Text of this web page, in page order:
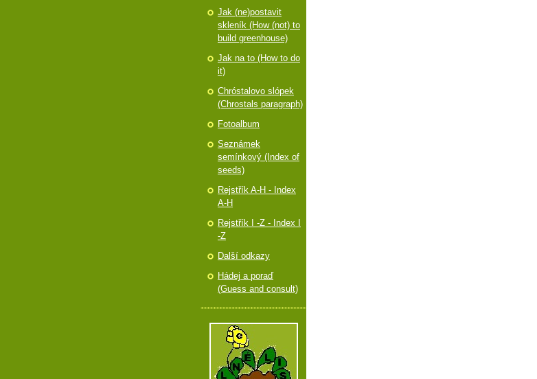
Jak (ne)postavit
skleník (How (not) to
build greenhouse)
Jak na to (How to do
it)
Chróstalovo slópek
(Chrostals paragraph)
Fotoalbum
Seznámek
semínkový (Index of
seeds)
Rejstřík A-H - Index
A-H
Rejstřík I -Z - Index I
-Z
Další odkazy
Hádej a poraď
(Guess and consult)